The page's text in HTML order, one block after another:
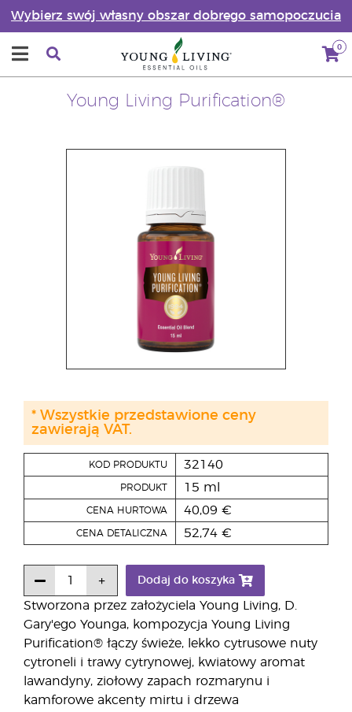
Wybierz swój własny obszar dobrego samopoczucia
0
Young Living Purification®
Stworzona przez założyciela Young Living, D.
Gary'ego Younga, kompozycja Young Living
Purification® łączy świeże, lekko cytrusowe nuty
cytroneli i trawy cytrynowej, kwiatowy aromat
lawandyny, ziołowy zapach rozmarynu i
kamforowe akcenty mirtu i drzewa
KOD PRODUKTU 32140
PRODUKT 15 ml
CENA HURTOWA 40,09 €
CENA DETALICZNA 52,74 €
Dodaj do koszyka
* Wszystkie przedstawione ceny
zawierają VAT.